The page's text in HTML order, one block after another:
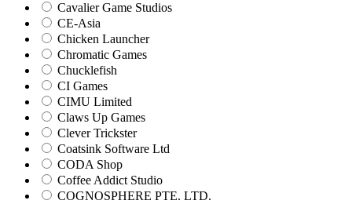
Cavalier Game Studios
CE-Asia
Chicken Launcher
Chromatic Games
Chucklefish
CI Games
CIMU Limited
Claws Up Games
Clever Trickster
Coatsink Software Ltd
CODA Shop
Coffee Addict Studio
COGNOSPHERE PTE. LTD.